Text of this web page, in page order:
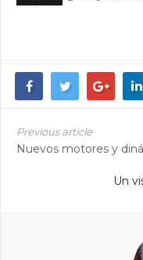
Previous article
Nuevos motores y
Un